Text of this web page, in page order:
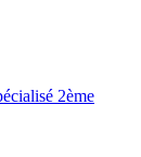
2ème